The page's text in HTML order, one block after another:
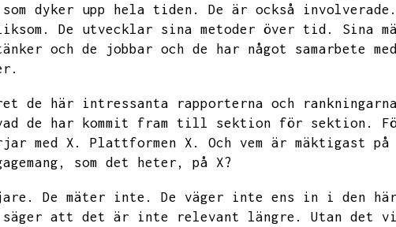
dyker upp hela tiden.
De är också involverade.
De utvecklar sina metoder över tid. Sina
och de jobbar och de har något samarbete
de här intressanta rapporterna och
de har kommit fram till sektion för sektion.
med X. Plattformen X. Och vem är mäktigast på
som det heter, på X?
De mäter inte.
De väger inte ens in i den
säger att det är inte relevant längre. Utan det